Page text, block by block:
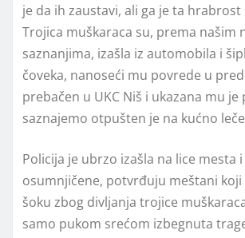
je da ih zaustavi, ali ga je ta
Trojica muškaraca su, prema našim
saznanjima, izašla iz automobila i
čoveka, nanoseći mu povrede u
prebačen u UKC Niš i ukazana mu je
saznajemo otpušten je na kućno
Policija je ubrzo izašla na lice mesta
osumnjičene, potvrđuju meštani koji
šoku zbog divljanja trojice
samo pukom srećom izbegnuta